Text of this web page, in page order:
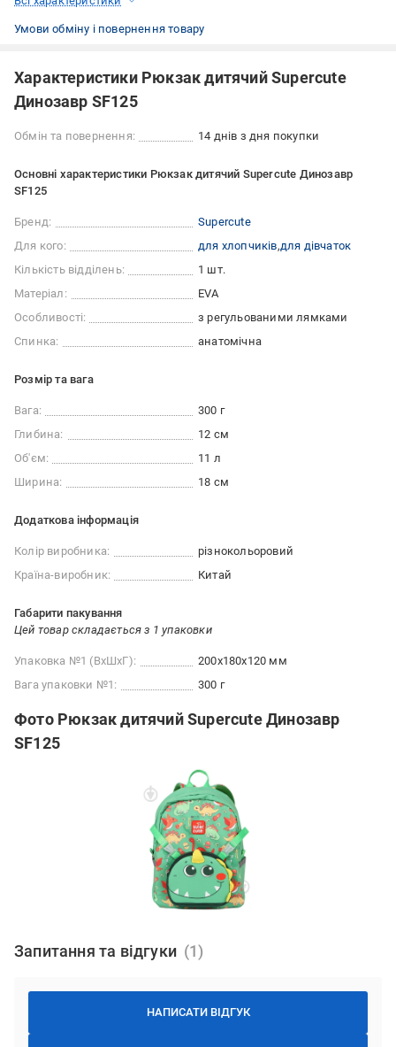
Умови обміну і повернення товару
Характеристики Рюкзак дитячий Supercute
Динозавр SF125
Обмін та повернення: 14 днів з дня покупки
Основні характеристики Рюкзак дитячий Supercute Динозавр
SF125
Бренд:
Supercute
Для кого:
для хлопчиків для дівчаток
Кількість відділень:
1 шт.
Матеріал:
EVA
Особливості:
з регульованими лямками
Спинка:
анатомічна
Розмір та вага
Вага:
300 г
Глибина:
12 см
Об'єм:
11 л
Ширина:
18 см
Додаткова інформація
Колір виробника:
різнокольоровий
Країна-виробник:
Китай
Габарити пакування
Цей товар складається з 1 упаковки
Упаковка №1 (ВхШхГ):
200x180x120 мм
Вага упаковки №1:
300 г
Фото Рюкзак дитячий Supercute Динозавр
SF125
Запитання та відгуки
НАПИСАТИ ВІДГУК